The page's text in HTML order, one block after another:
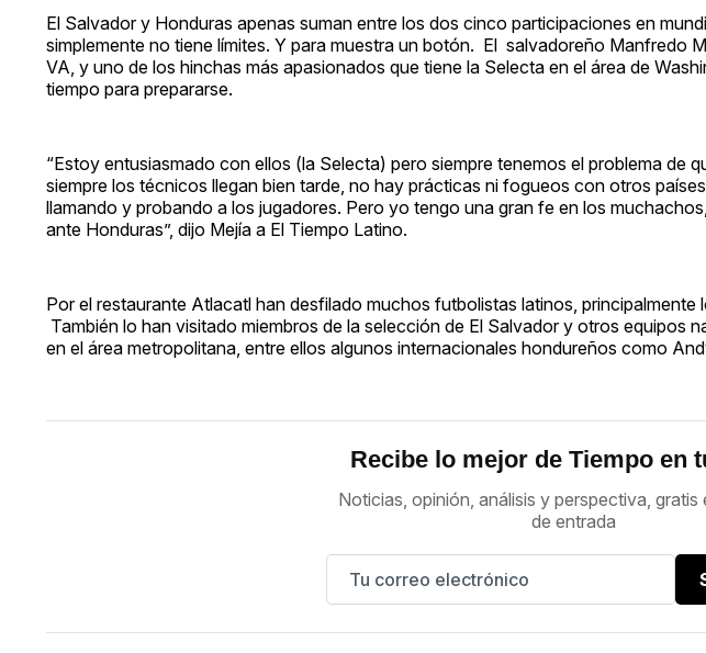
El Salvador y Honduras apenas suman entre los dos cinco participaciones en
simplemente no tiene límites. Y para muestra un botón. El salvadoreño Manfredo
VA, y uno de los hinchas más apasionados que tiene la Selecta en el área de
tiempo para prepararse.
“Estoy entusiasmado con ellos (la Selecta) pero siempre tenemos el problema de
siempre los técnicos llegan bien tarde, no hay prácticas ni fogueos con otros
llamando y probando a los jugadores. Pero yo tengo una gran fe en los
ante Honduras”, dijo Mejía a El Tiempo Latino.
Por el restaurante Atlacatl han desfilado muchos futbolistas latinos,
También lo han visitado miembros de la selección de El Salvador y otros equipos
en el área metropolitana, entre ellos algunos internacionales hondureños como
Recibe lo mejor de Tiempo en
Noticias, opinión, análisis y perspectiva, gratis
de entrada